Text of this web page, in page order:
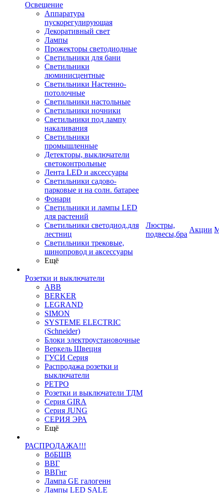
Освещение
Аппаратура
пускорегулирующая
Декоративный свет
Лампы
Прожекторы светодиодные
Светильники для бани
Светильники
люминисцентные
Светильники Настенно-
потолочные
Светильники настольные
Светильники ночники
Светильники под лампу
накаливания
Светильники
промышленные
Детекторы, выключатели
светоконтрольные
Лента LED и аксессуары
Светильники садово-
парковые и на солн. батарее
Фонари
Светильники и лампы LED
для растений
Светильники светодиод.для
лестниц
Светильники трековые,
шинопровод и аксессуары
Ещё
Розетки и выключатели
ABB
BERKER
LEGRAND
SIMON
SYSTEME ELECTRIC
(Schneider)
Блоки электроустановочные
Веркель Швеция
ГУСИ Серия
Распродажа розетки и
выключатели
РЕТРО
Розетки и выключатели ТДМ
Серия GIRA
Серия JUNG
СЕРИЯ ЭРА
Ещё
РАСПРОДАЖА!!!
ВбБШВ
ВВГ
ВВГнг
Лампа GE галогенн
Лампы LED SALE
Люстры,
подвесы,бра
Акции